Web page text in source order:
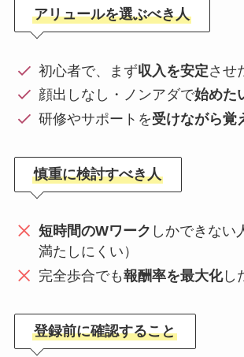
アリュールを選ぶべき人
初心者で、まず収入を安定させ
顔出しなし・ノンアダで始めた
研修やサポートを受けながら覚
慎重に検討すべき人
短時間のWワーク しかできない
満たしにくい）
完全歩合でも報酬率を最大化し
登録前に確認すること